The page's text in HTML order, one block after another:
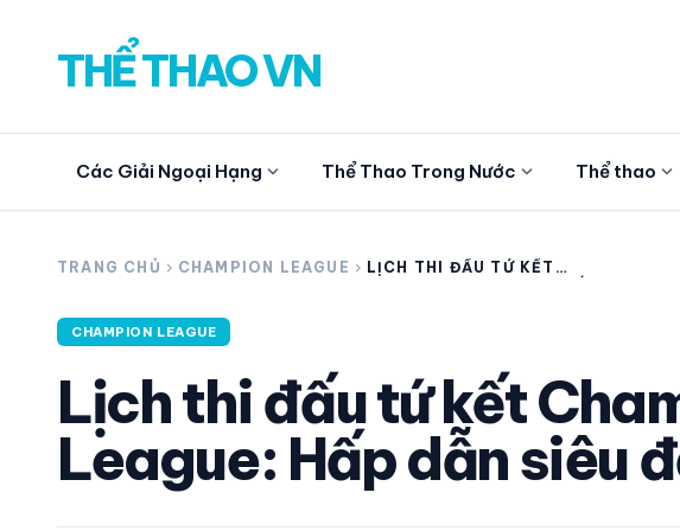
THỂ THAO VN
Các Giải Ngoại Hạng expand_more Thể Thao Trong Nước expand_more Thể thao expand_more
search
CÁC GIẢI NGOẠI HẠNG
THỂ THAO TRONG NƯỚC
TRANG CHỦ chevron_right CHAMPION LEAGUE chevron_right LỊCH THI ĐẤU TỨ KẾT
CHAMPION LEAGUE
Lịch thi đấu tứ kết
League: Hấp dẫn siêu